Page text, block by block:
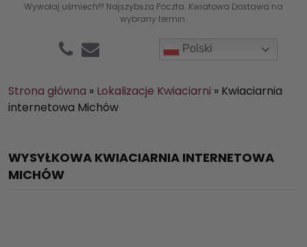
Wywołaj uśmiech!!! Najszybsza Poczta. Kwiatowa Dostawa na
wybrany termin.
Polski
d
u
k
Strona główna » Lokalizacje Kwiaciarni » Kwiaciarnia
internetowa Michów
WYSYŁKOWA KWIACIARNIA INTERNETOWA
MICHÓW